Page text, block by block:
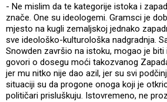
- Ne mislim da te kategorije istoka i
znače. One su ideologemi. Gramsci je
mjesto na kugli zemaljskoj jednako
sve ideološko-kulturološka nadgradnja.
Snowden završio na istoku, mogao je biti
govori o dosegu moći takozvanog
jer mu nitko nije dao azil, jer su svi
situaciji su da progone onoga koji je
političari prisluškuju. Istovremeno, ne